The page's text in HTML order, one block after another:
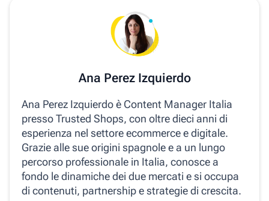
Ana Perez Izquierdo
Ana Perez Izquierdo è Content Manager Italia
presso Trusted Shops, con oltre dieci anni di
esperienza nel settore ecommerce e digitale.
Grazie alle sue origini spagnole e a un lungo
percorso professionale in Italia, conosce a
fondo le dinamiche dei due mercati e si occupa
di contenuti, partnership e strategie di crescita.